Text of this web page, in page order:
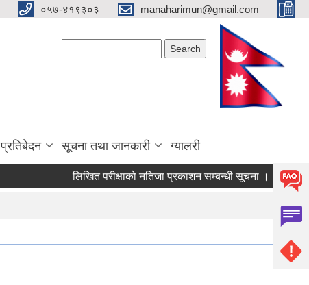
०५७-४१९३०३ manaharimun@gmail.com
प्रतिबेदन सूचना तथा जानकारी ग्यालरी
लिखित परीक्षाको नतिजा प्रकाशन सम्बन्धी सूचना । दररेट पेश